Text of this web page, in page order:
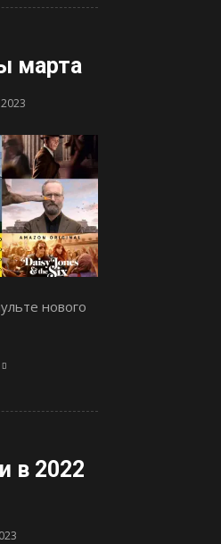
марта
нового
в 2022